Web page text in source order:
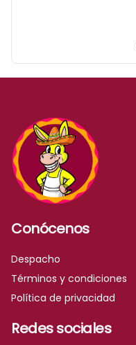
Conócenos
Despacho
Términos y condiciones
Política de privacidad
Redes sociales